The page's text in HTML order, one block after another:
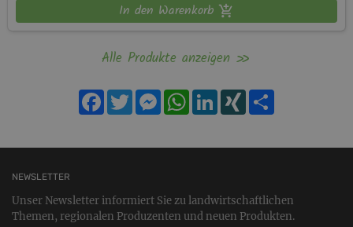
In den Warenkorb
Alle Produkte anzeigen
Facebook
TwitterMessengerWhatsApp
LinkedIn
XING
NEWSLETTER
Unser Newsletter informiert Sie zu landwirtschaftlichen
Themen, regionalen Produzenten und neuen Produkten.